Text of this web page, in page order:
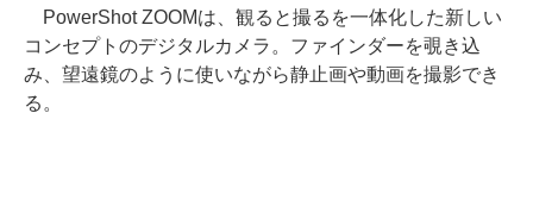
PowerShot ZOOMは、観ると撮るを一体化した新しい
コンセプトのデジタルカメラ。ファインダーを覗き込
み、望遠鏡のように使いながら静止画や動画を撮影でき
る。